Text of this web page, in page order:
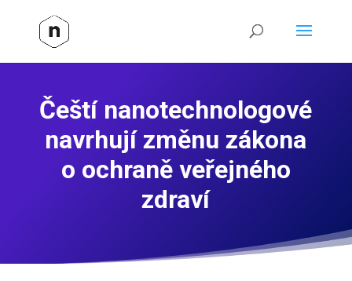
Čeští nanotechnologové
navrhují změnu zákona
o ochraně veřejného
zdraví